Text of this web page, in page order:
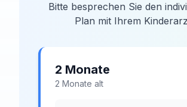
Bitte besprechen Sie den
Plan mit Ihrem
2 Monate
2 Monate alt